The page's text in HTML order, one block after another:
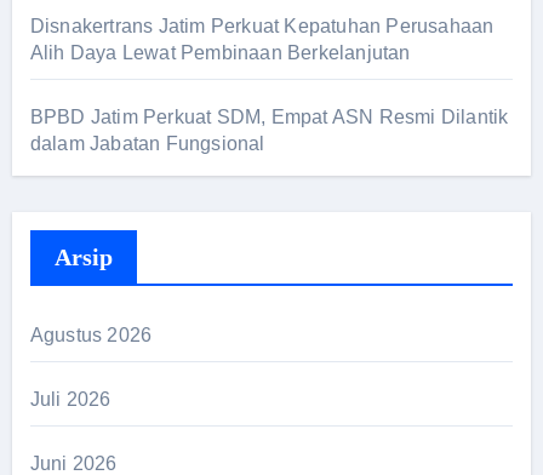
Disnakertrans Jatim Perkuat Kepatuhan Perusahaan
Alih Daya Lewat Pembinaan Berkelanjutan
BPBD Jatim Perkuat SDM, Empat ASN Resmi Dilantik
dalam Jabatan Fungsional
Arsip
Agustus 2026
Juli 2026
Juni 2026